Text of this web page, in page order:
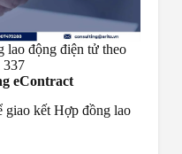
lao động điện tử theo
337
eContract
giao kết Hợp đồng lao